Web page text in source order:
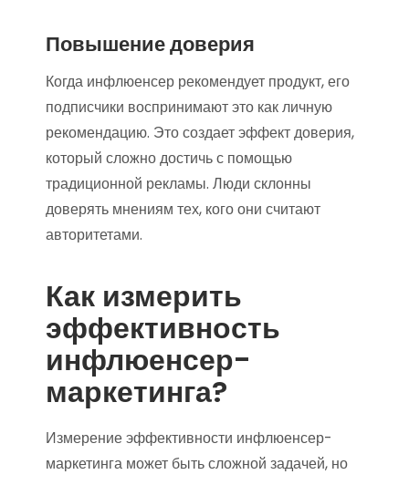
Повышение доверия
Когда инфлюенсер рекомендует продукт, его
подписчики воспринимают это как личную
рекомендацию. Это создает эффект доверия,
который сложно достичь с помощью
традиционной рекламы. Люди склонны
доверять мнениям тех, кого они считают
авторитетами.
Как измерить
эффективность
инфлюенсер-
маркетинга?
Измерение эффективности инфлюенсер-
маркетинга может быть сложной задачей, но